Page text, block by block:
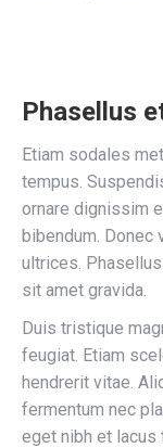
Phasellus
Etiam sodales
tempus.
ornare dignissim
bibendum. Donec
ultrices.
sit amet gravida.
Duis tristique
feugiat. Etiam
hendrerit vitae.
fermentum nec
eget nibh et lacus